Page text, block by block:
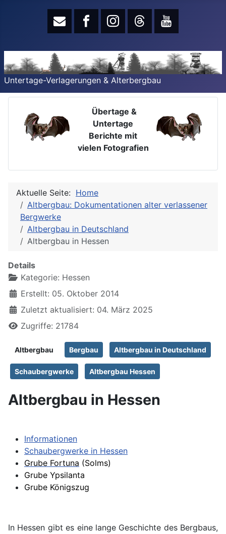
Untertage-Verlagerungen & Alterbergbau
Übertage &
Untertage
Berichte mit
vielen Fotografien
Aktuelle Seite: Home
Altbergbau: Dokumentationen alter verlassener
Bergwerke
Altbergbau in Deutschland
Altbergbau in Hessen
Details
Kategorie: Hessen
Erstellt: 05. Oktober 2014
Zuletzt aktualisiert: 04. März 2025
Zugriffe: 21784
Altbergbau Bergbau Altbergbau in Deutschland
Schaubergwerke Altbergbau Hessen
Altbergbau in Hessen
Informationen
Schaubergwerke in Hessen
Grube Fortuna (Solms)
Grube Ypsilanta
Grube Königszug
In Hessen gibt es eine lange Geschichte des Bergbaus,